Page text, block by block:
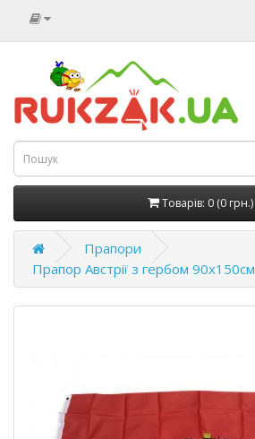
Товарів: 0 (0 грн.)
Прапори
Прапор Австрії з гербом 90х150см